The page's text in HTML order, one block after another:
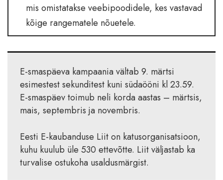
mis omistatakse veebipoodidele, kes vastavad
kõige rangematele nõuetele.
E-smaspäeva kampaania vältab 9. märtsi
esimestest sekunditest kuni südaööni kl 23.59.
E-smaspäev toimub neli korda aastas – märtsis,
mais, septembris ja novembris.
Eesti E-kaubanduse Liit on katusorganisatsioon,
kuhu kuulub üle 530 ettevõtte. Liit väljastab ka
turvalise ostukoha usaldusmärgist.